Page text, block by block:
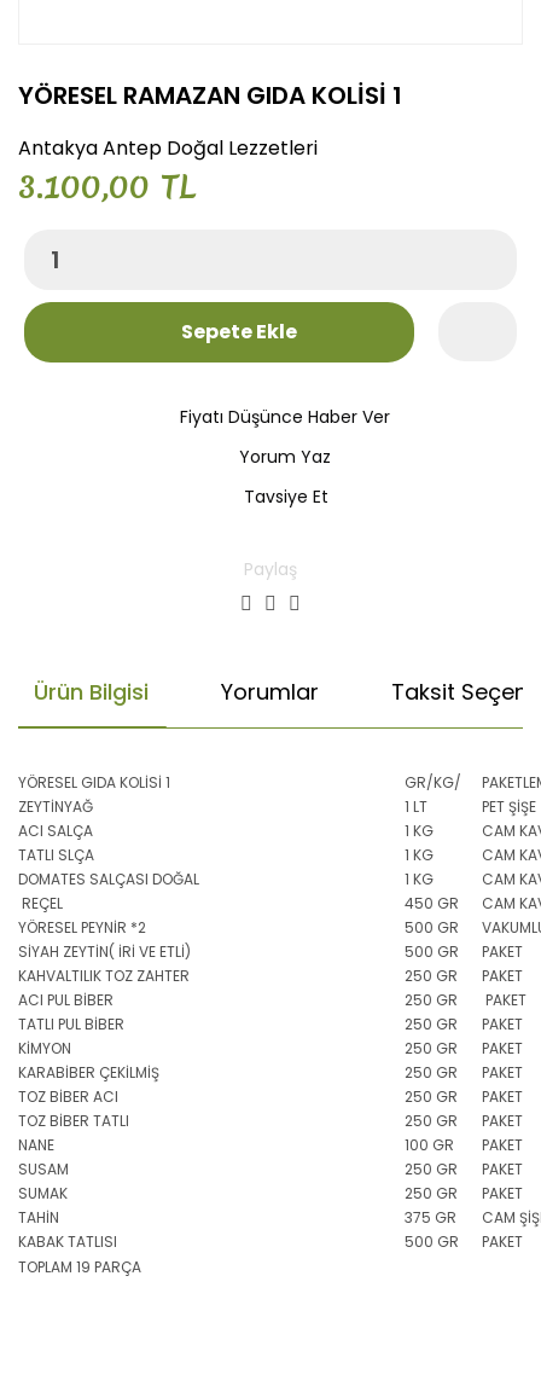
YÖRESEL RAMAZAN GIDA KOLİSİ 1
Antakya Antep Doğal Lezzetleri
3.100,00 TL
Sepete Ekle
Fiyatı Düşünce Haber Ver
Yorum Yaz
Tavsiye Et
Paylaş
Ürün Bilgisi Yorumlar Taksit
YÖRESEL GIDA KOLİSİ 1 GR/KG/
ZEYTİNYAĞ
1 LT
PET ŞİŞE
ACI SALÇA
1 KG
CAM
TATLI SLÇA
1 KG
CAM
DOMATES SALÇASI DOĞAL
1 KG
CAM
REÇEL
450 GR
CAM
YÖRESEL PEYNİR *2
500 GR
SİYAH ZEYTİN( İRİ VE ETLİ)
500 GR
PAKET
KAHVALTILIK TOZ ZAHTER
250 GR
PAKET
ACI PUL BİBER
250 GR
PAKET
TATLI PUL BİBER
250 GR
PAKET
KİMYON
250 GR
PAKET
KARABİBER ÇEKİLMİŞ
250 GR
PAKET
TOZ BİBER ACI
250 GR
PAKET
TOZ BİBER TATLI
250 GR
PAKET
NANE
100 GR
PAKET
SUSAM
250 GR
PAKET
SUMAK
250 GR
PAKET
TAHİN
375 GR
CAM
KABAK TATLISI
500 GR
PAKET
TOPLAM 19 PARÇA